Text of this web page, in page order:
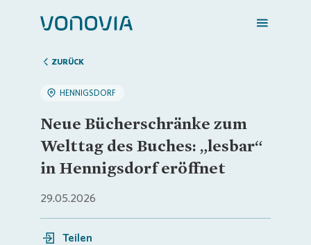
Zuhause finden
Mein Zuhause
Meine Stadt
ZURÜCK
HENNIGSDORF
Neue Bücherschränke zum
Welttag des Buches: „lesbar“
in Hennigsdorf eröffnet
29.05.2026
Teilen